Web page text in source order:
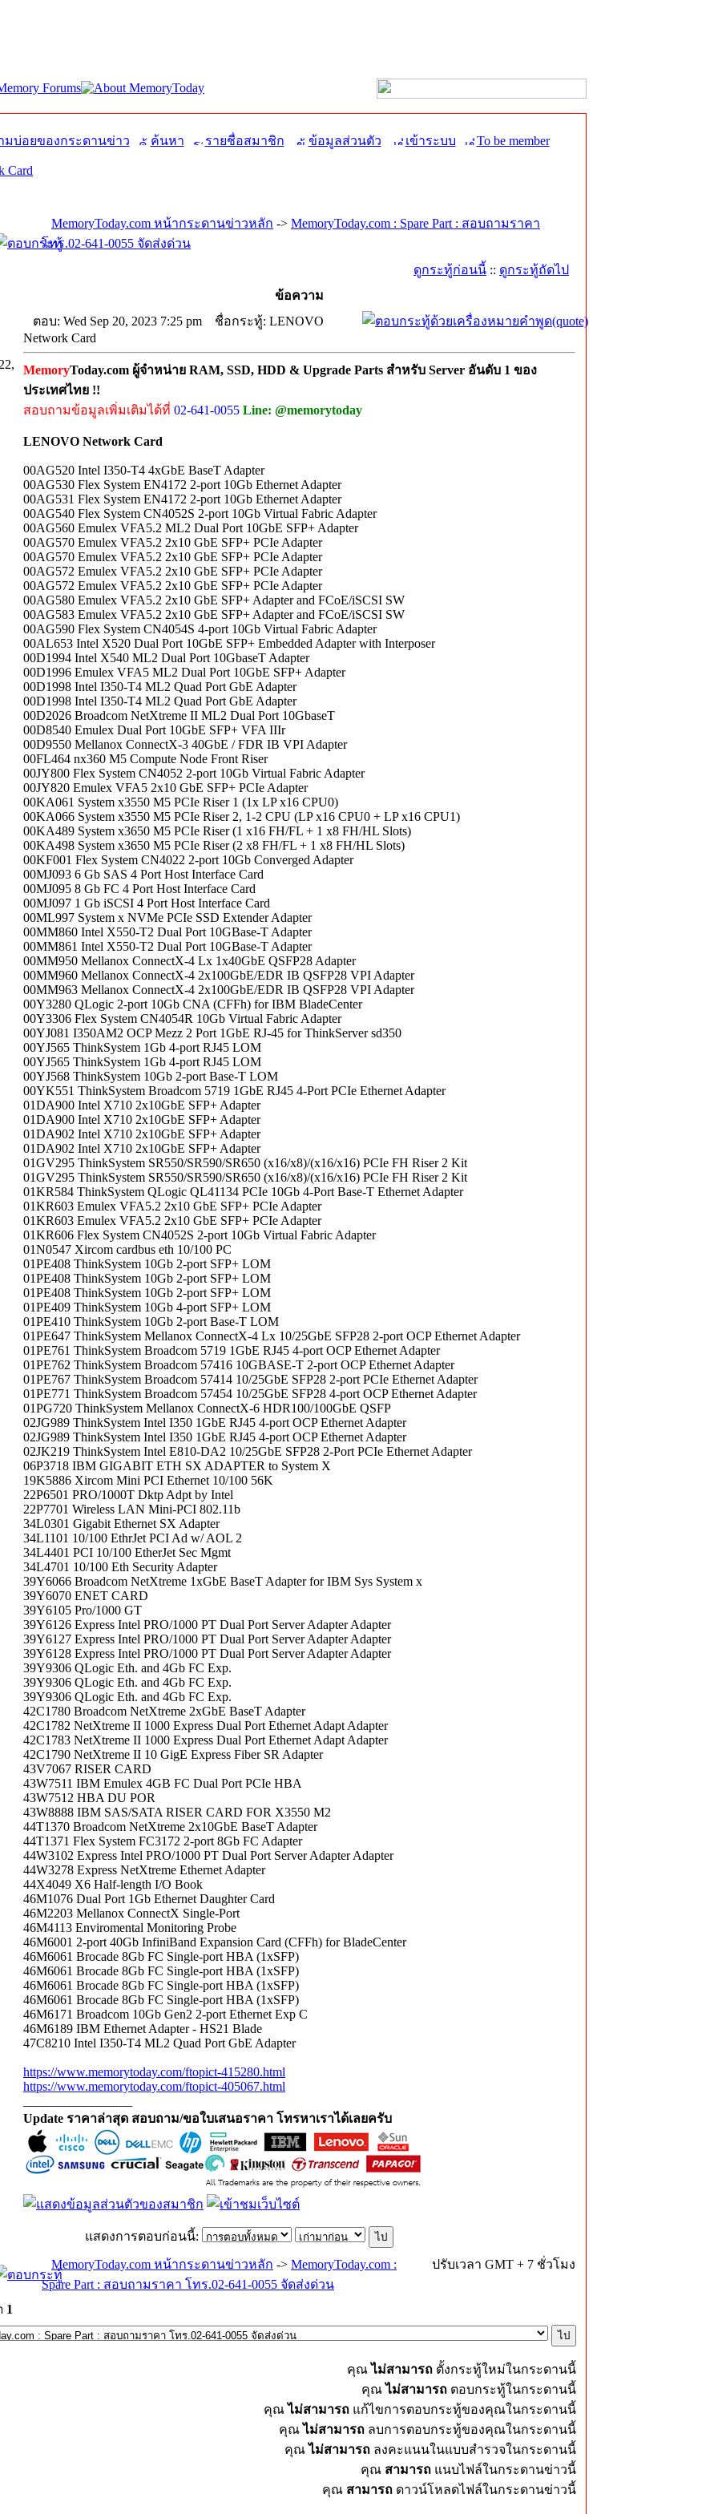
มบ่อยของกระดานข่าว ค้นหา รายชื่อสมาชิก ข้อมูลส่วนตัว เข้าระบบ To be member
Card
MemoryToday.com หน้ากระดานข่าวหลัก -> MemoryToday.com : Spare Part : สอบถามราคา
โทร.02-641-0055 จัดส่งด่วน
ดูกระทู้ก่อนนี้ :: ดูกระทู้ถัดไป
ข้อความ
ตอบ: Wed Sep 20, 2023 7:25 pm
ชื่อกระทู้: LENOVO
Network Card
MemoryToday.com ผู้จำหน่าย RAM, SSD, HDD & Upgrade Parts สำหรับ Server อันดับ 1 ของ
ประเทศไทย !!
สอบถามข้อมูลเพิ่มเติมได้ที่ 02-641-0055 Line: @memorytoday
LENOVO Network Card
00AG520 Intel I350-T4 4xGbE BaseT Adapter
00AG530 Flex System EN4172 2-port 10Gb Ethernet Adapter
00AG531 Flex System EN4172 2-port 10Gb Ethernet Adapter
00AG540 Flex System CN4052S 2-port 10Gb Virtual Fabric Adapter
00AG560 Emulex VFA5.2 ML2 Dual Port 10GbE SFP+ Adapter
00AG570 Emulex VFA5.2 2x10 GbE SFP+ PCIe Adapter
00AG570 Emulex VFA5.2 2x10 GbE SFP+ PCIe Adapter
00AG572 Emulex VFA5.2 2x10 GbE SFP+ PCIe Adapter
00AG572 Emulex VFA5.2 2x10 GbE SFP+ PCIe Adapter
00AG580 Emulex VFA5.2 2x10 GbE SFP+ Adapter and FCoE/iSCSI SW
00AG583 Emulex VFA5.2 2x10 GbE SFP+ Adapter and FCoE/iSCSI SW
00AG590 Flex System CN4054S 4-port 10Gb Virtual Fabric Adapter
00AL653 Intel X520 Dual Port 10GbE SFP+ Embedded Adapter with Interposer
00D1994 Intel X540 ML2 Dual Port 10GbaseT Adapter
00D1996 Emulex VFA5 ML2 Dual Port 10GbE SFP+ Adapter
00D1998 Intel I350-T4 ML2 Quad Port GbE Adapter
00D1998 Intel I350-T4 ML2 Quad Port GbE Adapter
00D2026 Broadcom NetXtreme II ML2 Dual Port 10GbaseT
00D8540 Emulex Dual Port 10GbE SFP+ VFA IIIr
00D9550 Mellanox ConnectX-3 40GbE / FDR IB VPI Adapter
00FL464 nx360 M5 Compute Node Front Riser
00JY800 Flex System CN4052 2-port 10Gb Virtual Fabric Adapter
00JY820 Emulex VFA5 2x10 GbE SFP+ PCIe Adapter
00KA061 System x3550 M5 PCIe Riser 1 (1x LP x16 CPU0)
00KA066 System x3550 M5 PCIe Riser 2, 1-2 CPU (LP x16 CPU0 + LP x16 CPU1)
00KA489 System x3650 M5 PCIe Riser (1 x16 FH/FL + 1 x8 FH/HL Slots)
00KA498 System x3650 M5 PCIe Riser (2 x8 FH/FL + 1 x8 FH/HL Slots)
00KF001 Flex System CN4022 2-port 10Gb Converged Adapter
00MJ093 6 Gb SAS 4 Port Host Interface Card
00MJ095 8 Gb FC 4 Port Host Interface Card
00MJ097 1 Gb iSCSI 4 Port Host Interface Card
00ML997 System x NVMe PCIe SSD Extender Adapter
00MM860 Intel X550-T2 Dual Port 10GBase-T Adapter
00MM861 Intel X550-T2 Dual Port 10GBase-T Adapter
00MM950 Mellanox ConnectX-4 Lx 1x40GbE QSFP28 Adapter
00MM960 Mellanox ConnectX-4 2x100GbE/EDR IB QSFP28 VPI Adapter
00MM963 Mellanox ConnectX-4 2x100GbE/EDR IB QSFP28 VPI Adapter
00Y3280 QLogic 2-port 10Gb CNA (CFFh) for IBM BladeCenter
00Y3306 Flex System CN4054R 10Gb Virtual Fabric Adapter
00YJ081 I350AM2 OCP Mezz 2 Port 1GbE RJ-45 for ThinkServer sd350
00YJ565 ThinkSystem 1Gb 4-port RJ45 LOM
00YJ565 ThinkSystem 1Gb 4-port RJ45 LOM
00YJ568 ThinkSystem 10Gb 2-port Base-T LOM
00YK551 ThinkSystem Broadcom 5719 1GbE RJ45 4-Port PCIe Ethernet Adapter
01DA900 Intel X710 2x10GbE SFP+ Adapter
01DA900 Intel X710 2x10GbE SFP+ Adapter
01DA902 Intel X710 2x10GbE SFP+ Adapter
01DA902 Intel X710 2x10GbE SFP+ Adapter
01GV295 ThinkSystem SR550/SR590/SR650 (x16/x8)/(x16/x16) PCIe FH Riser 2 Kit
01GV295 ThinkSystem SR550/SR590/SR650 (x16/x8)/(x16/x16) PCIe FH Riser 2 Kit
01KR584 ThinkSystem QLogic QL41134 PCIe 10Gb 4-Port Base-T Ethernet Adapter
01KR603 Emulex VFA5.2 2x10 GbE SFP+ PCIe Adapter
01KR603 Emulex VFA5.2 2x10 GbE SFP+ PCIe Adapter
01KR606 Flex System CN4052S 2-port 10Gb Virtual Fabric Adapter
01N0547 Xircom cardbus eth 10/100 PC
01PE408 ThinkSystem 10Gb 2-port SFP+ LOM
01PE408 ThinkSystem 10Gb 2-port SFP+ LOM
01PE408 ThinkSystem 10Gb 2-port SFP+ LOM
01PE409 ThinkSystem 10Gb 4-port SFP+ LOM
01PE410 ThinkSystem 10Gb 2-port Base-T LOM
01PE647 ThinkSystem Mellanox ConnectX-4 Lx 10/25GbE SFP28 2-port OCP Ethernet Adapter
01PE761 ThinkSystem Broadcom 5719 1GbE RJ45 4-port OCP Ethernet Adapter
01PE762 ThinkSystem Broadcom 57416 10GBASE-T 2-port OCP Ethernet Adapter
01PE767 ThinkSystem Broadcom 57414 10/25GbE SFP28 2-port PCIe Ethernet Adapter
01PE771 ThinkSystem Broadcom 57454 10/25GbE SFP28 4-port OCP Ethernet Adapter
01PG720 ThinkSystem Mellanox ConnectX-6 HDR100/100GbE QSFP
02JG989 ThinkSystem Intel I350 1GbE RJ45 4-port OCP Ethernet Adapter
02JG989 ThinkSystem Intel I350 1GbE RJ45 4-port OCP Ethernet Adapter
02JK219 ThinkSystem Intel E810-DA2 10/25GbE SFP28 2-Port PCIe Ethernet Adapter
06P3718 IBM GIGABIT ETH SX ADAPTER to System X
19K5886 Xircom Mini PCI Ethernet 10/100 56K
22P6501 PRO/1000T Dktp Adpt by Intel
22P7701 Wireless LAN Mini-PCI 802.11b
34L0301 Gigabit Ethernet SX Adapter
34L1101 10/100 EthrJet PCI Ad w/ AOL 2
34L4401 PCI 10/100 EtherJet Sec Mgmt
34L4701 10/100 Eth Security Adapter
39Y6066 Broadcom NetXtreme 1xGbE BaseT Adapter for IBM Sys System x
39Y6070 ENET CARD
39Y6105 Pro/1000 GT
39Y6126 Express Intel PRO/1000 PT Dual Port Server Adapter Adapter
39Y6127 Express Intel PRO/1000 PT Dual Port Server Adapter Adapter
39Y6128 Express Intel PRO/1000 PT Dual Port Server Adapter Adapter
39Y9306 QLogic Eth. and 4Gb FC Exp.
39Y9306 QLogic Eth. and 4Gb FC Exp.
39Y9306 QLogic Eth. and 4Gb FC Exp.
42C1780 Broadcom NetXtreme 2xGbE BaseT Adapter
42C1782 NetXtreme II 1000 Express Dual Port Ethernet Adapt Adapter
42C1783 NetXtreme II 1000 Express Dual Port Ethernet Adapt Adapter
42C1790 NetXtreme II 10 GigE Express Fiber SR Adapter
43V7067 RISER CARD
43W7511 IBM Emulex 4GB FC Dual Port PCIe HBA
43W7512 HBA DU POR
43W8888 IBM SAS/SATA RISER CARD FOR X3550 M2
44T1370 Broadcom NetXtreme 2x10GbE BaseT Adapter
44T1371 Flex System FC3172 2-port 8Gb FC Adapter
44W3102 Express Intel PRO/1000 PT Dual Port Server Adapter Adapter
44W3278 Express NetXtreme Ethernet Adapter
44X4049 X6 Half-length I/O Book
46M1076 Dual Port 1Gb Ethernet Daughter Card
46M2203 Mellanox ConnectX Single-Port
46M4113 Enviromental Monitoring Probe
46M6001 2-port 40Gb InfiniBand Expansion Card (CFFh) for BladeCenter
46M6061 Brocade 8Gb FC Single-port HBA (1xSFP)
46M6061 Brocade 8Gb FC Single-port HBA (1xSFP)
46M6061 Brocade 8Gb FC Single-port HBA (1xSFP)
46M6061 Brocade 8Gb FC Single-port HBA (1xSFP)
46M6171 Broadcom 10Gb Gen2 2-port Ethernet Exp C
46M6189 IBM Ethernet Adapter - HS21 Blade
47C8210 Intel I350-T4 ML2 Quad Port GbE Adapter
https://www.memorytoday.com/ftopict-415280.html
https://www.memorytoday.com/ftopict-405067.html
Update ราคาล่าสุด สอบถาม/ขอใบเสนอราคา โทรหาเราได้เลยครับ
แสดงการตอบก่อนนี้:
MemoryToday.com หน้ากระดานข่าวหลัก -> MemoryToday.com :
Spare Part : สอบถามราคา โทร.02-641-0055 จัดส่งด่วน
ปรับเวลา GMT + 7 ชั่วโมง
1
คุณไม่สามารถ ตั้งกระทู้ใหม่ในกระดานนี้
คุณไม่สามารถ ตอบกระทู้ในกระดานนี้
คุณไม่สามารถ แก้ไขการตอบกระทู้ของคุณในกระดานนี้
คุณไม่สามารถ ลบการตอบกระทู้ของคุณในกระดานนี้
คุณไม่สามารถ ลงคะแนนในแบบสำรวจในกระดานนี้
คุณ สามารถ แนบไฟล์ในกระดานข่าวนี้
คุณ สามารถ ดาวน์โหลดไฟล์ในกระดานข่าวนี้